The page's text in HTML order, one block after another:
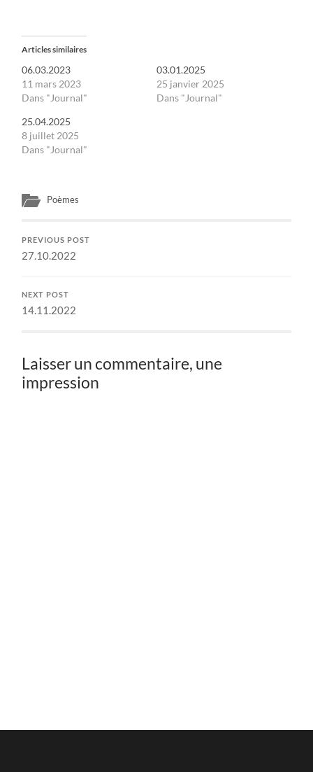
Articles similaires
06.03.2023
11 mars 2023
Dans "Journal"
03.01.2025
25 janvier 2025
Dans "Journal"
25.04.2025
8 juillet 2025
Dans "Journal"
Poèmes
PREVIOUS POST
27.10.2022
NEXT POST
14.11.2022
Laisser un commentaire, une
impression